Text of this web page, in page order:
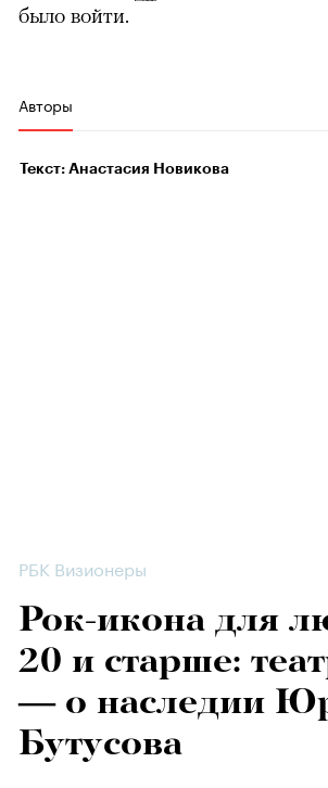
было войти.
Авторы
Текст: Анастасия Новикова
РБК Визионеры
Рок-икона для
20 и старше:
— о наследии
Бутусова